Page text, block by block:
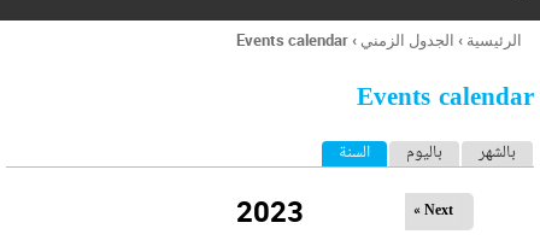
ر
ل
ح
أنت
هنا
الرئيسية › الجدول الزمني ›
Events calendar
Events calendar
ا بالشهر باليوم السنة (علامة التبويب النشطة)
2023 Next »